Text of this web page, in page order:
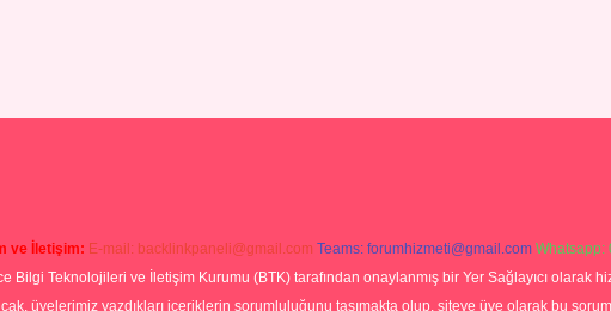
ve İletişim: E-mail: backlinkpaneli@gmail.com Teams: forumhizmeti@gmail.com Whatsapp:
Bilgi Teknolojileri ve İletişim Kurumu (BTK) tarafından onaylanmış bir Yer Sağlayıcı
üyelerimiz yazdıkları içeriklerin sorumluluğunu taşımakta olup, siteye üye olarak bu